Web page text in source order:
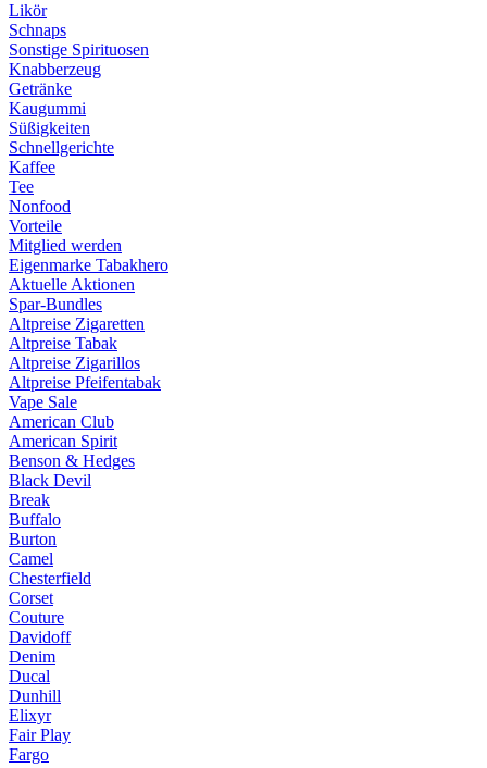
Likör
Schnaps
Sonstige Spirituosen
Knabberzeug
Getränke
Kaugummi
Süßigkeiten
Schnellgerichte
Kaffee
Tee
Nonfood
Vorteile
Mitglied werden
Eigenmarke Tabakhero
Aktuelle Aktionen
Spar-Bundles
Altpreise Zigaretten
Altpreise Tabak
Altpreise Zigarillos
Altpreise Pfeifentabak
Vape Sale
American Club
American Spirit
Benson & Hedges
Black Devil
Break
Buffalo
Burton
Camel
Chesterfield
Corset
Couture
Davidoff
Denim
Ducal
Dunhill
Elixyr
Fair Play
Fargo